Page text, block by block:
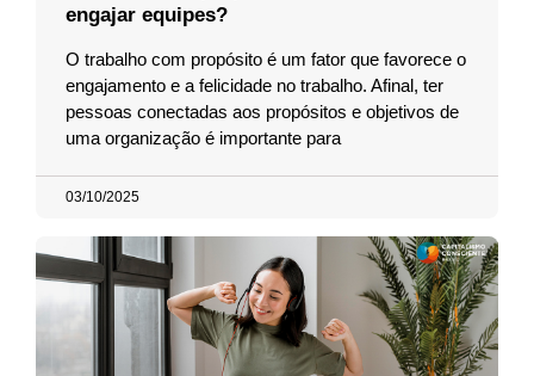
engajar equipes?
O trabalho com propósito é um fator que favorece o
engajamento e a felicidade no trabalho. Afinal, ter
pessoas conectadas aos propósitos e objetivos de
uma organização é importante para
03/10/2025